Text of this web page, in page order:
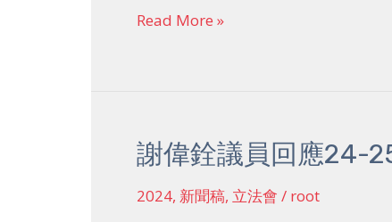
報
Read More »
謝偉銓議員回應24-
2024, 新聞稿, 立法會 / root
謝
銓